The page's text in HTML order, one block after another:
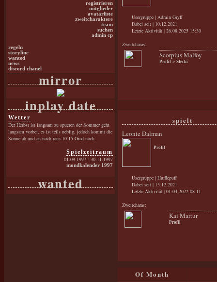
registrieren
mitglieder
avatarliste
zweitcharaktere
team
suchen
admin cp
regeln
storyline
wanted
news
discord chanel
mirror
inplay date
Wetter
Der Herbst ist langsam zu spueren der Sommer geht
langsam vorbei, es ist teils neblig, jedoch kommt die
Sonne ab und an noch raus 10-15 Grad noch.
Spielzeitraum
01.09.1997 - 30.11.1997
mondkalender 1997
wanted
Usergruppe | Admin Gryff
Dabei seit | 10.12.2021
Letzte Aktivität | 26.08.2025 15:30
Zweitcharas:
Scorpius Malfoy
Profil » Stecki
spielt
Leonie Dalman
Profil
Usergruppe | Hufflepuff
Dabei seit | 15.12.2021
Letzte Aktivität | 01.04.2022 08:11
Zweitcharas:
Kai Martur
Profil
Of Month